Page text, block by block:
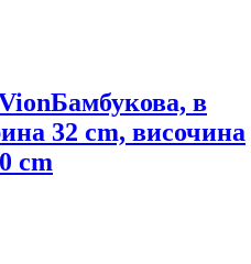
Бамбукова, в
32 cm, височина
cm